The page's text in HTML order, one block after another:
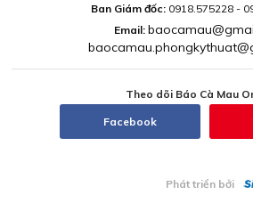
Ban Giám đốc: 0918.575228 -
Email:
Theo dõi Báo Cà Mau
Facebook
Phát triển bởi